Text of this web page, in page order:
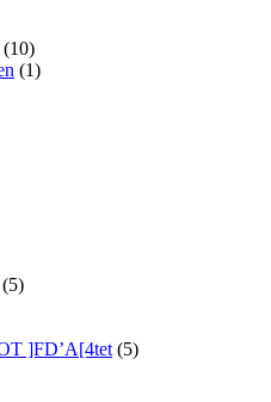
(10)
(1)
(5)
]FD’A[4tet (5)